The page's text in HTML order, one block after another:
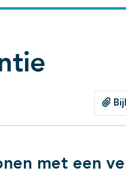
met een